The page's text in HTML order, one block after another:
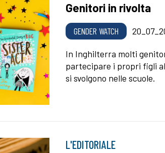
Genitori in rivolta
GENDER WATCH
In Inghilterra molti
partecipare i propri figli
si svolgono nelle scuole.
L'EDITORIALE